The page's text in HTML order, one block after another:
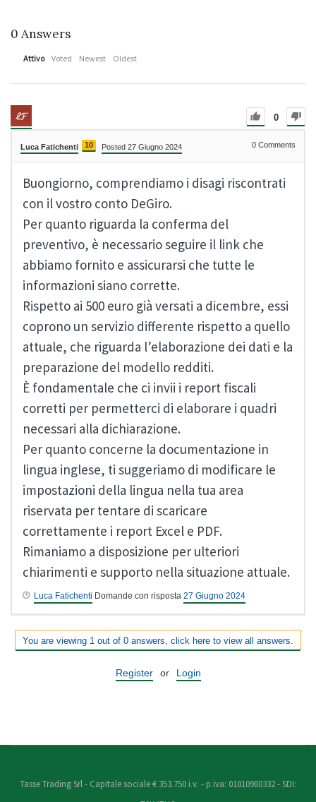
0 Answers
Attivo Voted Newest Oldest
0
Luca Fatichenti 10 Posted 27 Giugno 2024 0 Comments
Buongiorno, comprendiamo i disagi riscontrati
con il vostro conto DeGiro.
Per quanto riguarda la conferma del
preventivo, è necessario seguire il link che
abbiamo fornito e assicurarsi che tutte le
informazioni siano corrette.
Rispetto ai 500 euro già versati a dicembre, essi
coprono un servizio differente rispetto a quello
attuale, che riguarda l’elaborazione dei dati e la
preparazione del modello redditi.
È fondamentale che ci invii i report fiscali
corretti per permetterci di elaborare i quadri
necessari alla dichiarazione.
Per quanto concerne la documentazione in
lingua inglese, ti suggeriamo di modificare le
impostazioni della lingua nella tua area
riservata per tentare di scaricare
correttamente i report Excel e PDF.
Rimaniamo a disposizione per ulteriori
chiarimenti e supporto nella situazione attuale.
Luca Fatichenti Domande con risposta 27 Giugno 2024
You are viewing 1 out of 0 answers, click here to view all answers.
Register or Login
Tasse Trading Srl - Capitale sociale € 353.750 i.v. - p.iva: 01810980332 - SDI: